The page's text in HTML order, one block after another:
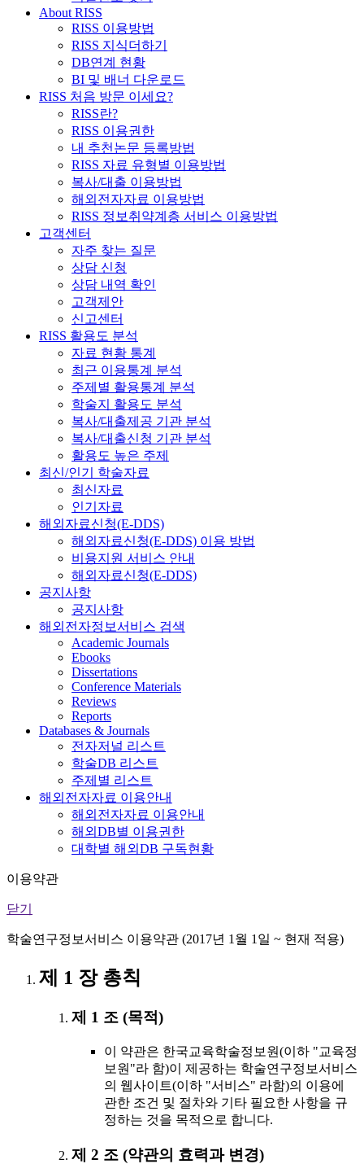
About RISS
RISS 이용방법
RISS 지식더하기
DB연계 현황
BI 및 배너 다운로드
RISS 처음 방문 이세요?
RISS란?
RISS 이용권한
내 추천논문 등록방법
RISS 자료 유형별 이용방법
복사/대출 이용방법
해외전자자료 이용방법
RISS 정보취약계층 서비스 이용방법
고객센터
자주 찾는 질문
상담 신청
상담 내역 확인
고객제안
신고센터
RISS 활용도 분석
자료 현황 통계
최근 이용통계 분석
주제별 활용통계 분석
학술지 활용도 분석
복사/대출제공 기관 분석
복사/대출신청 기관 분석
활용도 높은 주제
최신/인기 학술자료
최신자료
인기자료
해외자료신청(E-DDS)
해외자료신청(E-DDS) 이용 방법
비용지원 서비스 안내
해외자료신청(E-DDS)
공지사항
공지사항
해외전자정보서비스 검색
Academic Journals
Ebooks
Dissertations
Conference Materials
Reviews
Reports
Databases & Journals
전자저널 리스트
학술DB 리스트
주제별 리스트
해외전자자료 이용안내
해외전자자료 이용안내
해외DB별 이용권한
대학별 해외DB 구독현황
이용약관
닫기
학술연구정보서비스 이용약관 (2017년 1월 1일 ~ 현재 적용)
제 1 장 총칙
제 1 조 (목적)
이 약관은 한국교육학술정보원(이하 "교육정
보원"라 함)이 제공하는 학술연구정보서비스
의 웹사이트(이하 "서비스" 라함)의 이용에
관한 조건 및 절차와 기타 필요한 사항을 규
정하는 것을 목적으로 합니다.
제 2 조 (약관의 효력과 변경)